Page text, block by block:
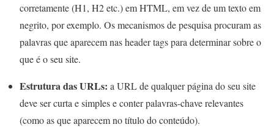
corretamente (H1, H2 etc.) em HTML, em vez de um texto em
negrito, por exemplo. Os mecanismos de pesquisa procuram as
palavras que aparecem nas header tags para determinar sobre o
que é o seu site.
Estrutura das URLs: a URL de qualquer página do seu site
deve ser curta e simples e conter palavras-chave relevantes
(como as que aparecem no título do conteúdo).